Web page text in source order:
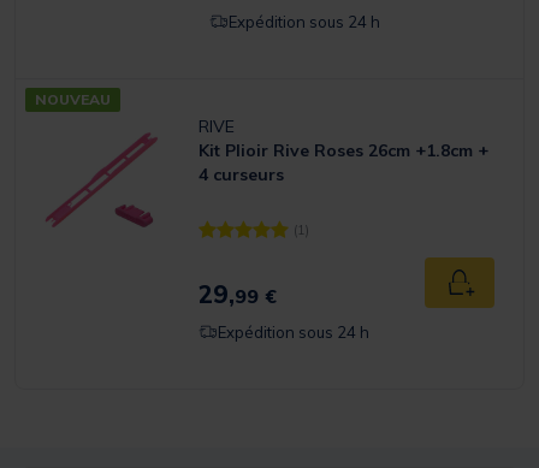
Expédition sous 24 h
NOUVEAU
RIVE
Kit Plioir Rive Roses 26cm +1.8cm +
4 curseurs
[object Object] out of 5 Customer Rating
(1)
29,99 € Ajouter
Expédition sous 24 h